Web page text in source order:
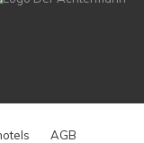
AGB